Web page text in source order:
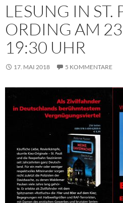
LESUNG IN ST.
ORDING AM
19:30 UHR
17. MAI 2018 5 KOMMENTARE